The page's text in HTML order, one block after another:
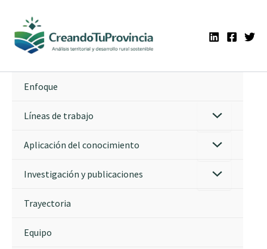
contenido
Enfoque
Líneas de trabajo
Aplicación del conocimiento
Investigación y publicaciones
Trayectoria
Equipo